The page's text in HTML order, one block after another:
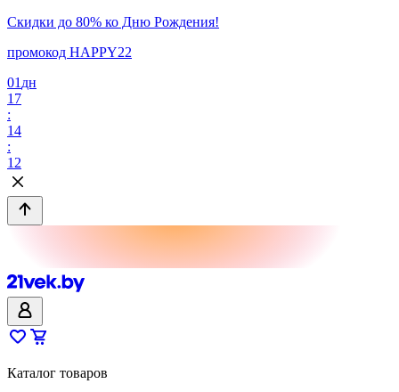
Скидки до 80% ко Дню Рождения!
промокод HAPPY22
01 дн
17
:
14
:
12
Каталог товаров